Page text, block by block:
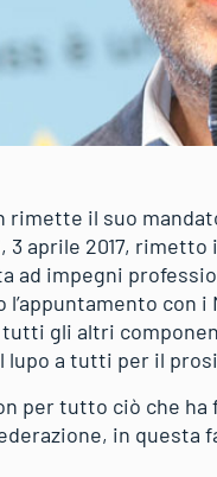
rimette il suo
3 aprile 2017,
ad impegni
l’appuntamento con
gli altri
lupo a tutti per il
per tutto ciò che
in